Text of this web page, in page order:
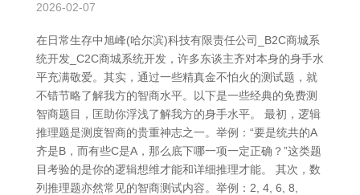
2026-02-07
在日常生存中旭峰(哈尔滨)科技有限责任公司_B2C商城系
统开发_C2C商城系统开发，许多东谈主齐对本身的身手水
平充满敬爱。其实，通过一些精真金不怕火的测试题，就
不错节略了解我方的智商水平。以下是一些经典的免费测
智商题目，匡助你浮浅了解我方的身手水平。 最初，逻辑
推理题是测度智商的贵重神志之一。举例：“要是统共的A
齐是B，而有些C是A，那么底下哪一项一定正确？”这类题
目考验的是你的逻辑想维才能和详细推理才能。 其次，数
列推理题亦然常见的智商测试内容。举例：2, 4, 6, 8,